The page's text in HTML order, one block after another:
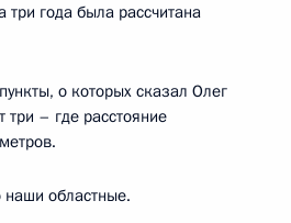
три года была рассчитана
о которых сказал Олег
три – где расстояние
наши областные.